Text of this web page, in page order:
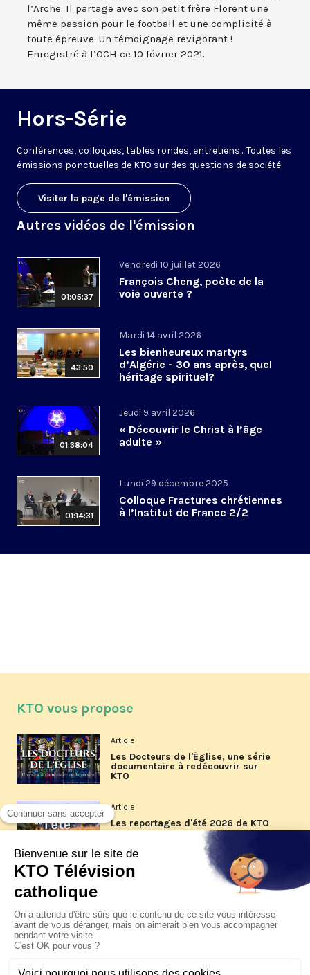
l’Arche. Il partage avec son petit frère Florent une
même passion pour le football et une complicité à
toute épreuve. Un témoignage revigorant !
Enregistré à l’OCH ce 10 février 2021.
Hors-Série
Conférences, colloques, tables rondes, entretiens... Toutes les
émissions ponctuelles de KTO sur des questions de société.
Visiter la page de l'émission
Autres vidéos de l'émission
01:05:37
Vendredi 10 juillet 2026
François Cheng, poète de la
voie ouverte ?
43:50
Mardi 14 avril 2026
Les bienheureux martyrs
d’Algérie - 30 ans après, quel
héritage spirituel?
01:38:04
Jeudi 9 avril 2026
« Découvrir le Christ à l’âge
adulte »
01:14:31
Lundi 29 décembre 2025
Colloque Fractures chrétiennes
à l’Institut de France 2/2
KTO vous propose
Article
Les Docteurs de l'Église, une série
documentaire à redécouvrir sur
KTO
Article
Les reportages d'été 2026 de KTO
Article
La visite pastorale du pape Léon
XIV à Assise à suivre sur KTO le